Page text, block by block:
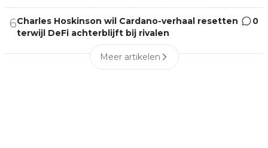
6Charles Hoskinson wil Cardano-verhaal resetten
terwijl DeFi achterblijft bij rivalen
0
Meer artikelen